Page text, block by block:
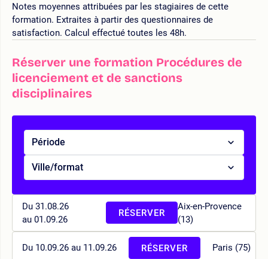
Notes moyennes attribuées par les stagiaires de cette
formation. Extraites à partir des questionnaires de
satisfaction. Calcul effectué toutes les 48h.
Réserver une formation Procédures de
licenciement et de sanctions
disciplinaires
Période
Ville/format
Du 31.08.26
au 01.09.26
Aix-en-Provence
(13)
RÉSERVER
Du 10.09.26 au 11.09.26 Paris (75)
RÉSERVER